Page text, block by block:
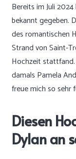
Bereits im Juli
bekannt gegeben.
des romantischen
Strand von Saint-
Hochzeit
damals Pamela
freue mich so sehr
Diesen
Dylan an